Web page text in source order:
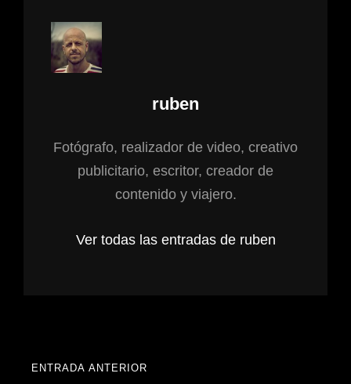
Autor:
ruben
Fotógrafo, realizador de video, creativo
publicitario, escritor, creador de
contenido y viajero.
Ver todas las entradas de ruben
Navegación
ENTRADA
ENTRADA ANTERIOR